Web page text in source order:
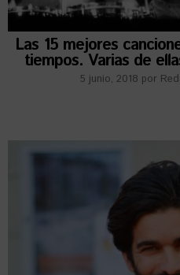
Las 15 mejores
tiempos. Varias de
5 junio, 2018 por